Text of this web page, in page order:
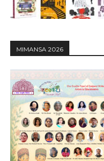
MIMANSA 2026